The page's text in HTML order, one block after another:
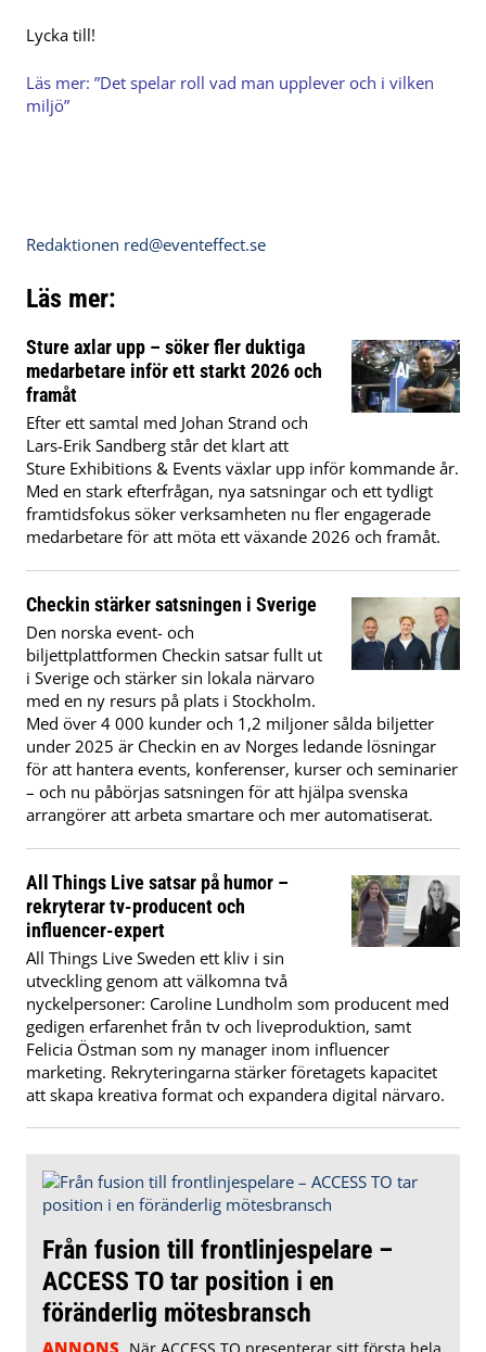
Lycka till!
Läs mer: ”Det spelar roll vad man upplever och i vilken
miljö”
Redaktionen red@eventeffect.se
Läs mer:
Sture axlar upp – söker fler duktiga
medarbetare inför ett starkt 2026 och
framåt
Efter ett samtal med Johan Strand och
Lars-Erik Sandberg står det klart att
Sture Exhibitions & Events växlar upp inför kommande år.
Med en stark efterfrågan, nya satsningar och ett tydligt
framtidsfokus söker verksamheten nu fler engagerade
medarbetare för att möta ett växande 2026 och framåt.
Checkin stärker satsningen i Sverige
Den norska event- och
biljettplattformen Checkin satsar fullt ut
i Sverige och stärker sin lokala närvaro
med en ny resurs på plats i Stockholm.
Med över 4 000 kunder och 1,2 miljoner sålda biljetter
under 2025 är Checkin en av Norges ledande lösningar
för att hantera events, konferenser, kurser och seminarier
– och nu påbörjas satsningen för att hjälpa svenska
arrangörer att arbeta smartare och mer automatiserat.
All Things Live satsar på humor –
rekryterar tv-producent och
influencer-expert
All Things Live Sweden ett kliv i sin
utveckling genom att välkomna två
nyckelpersoner: Caroline Lundholm som producent med
gedigen erfarenhet från tv och liveproduktion, samt
Felicia Östman som ny manager inom influencer
marketing. Rekryteringarna stärker företagets kapacitet
att skapa kreativa format och expandera digital närvaro.
Från fusion till frontlinjespelare –
ACCESS TO tar position i en
föränderlig mötesbransch